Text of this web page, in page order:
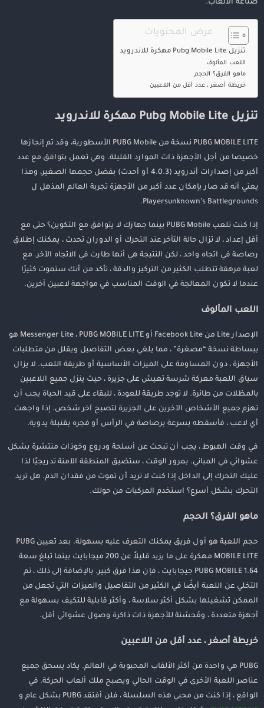
صناعة الألعاب.
عرض المحتويات
تنزيل Pubg Mobile Lite مهكرة للاندرويد
اللعب المألوف
ماهو الفرق؟ الحجم
خريطة أصغر ، عدد أقل من اللاعبين
تنزيل Pubg Mobile Lite مهكرة للاندرويد
PUBG MOBILE LITE نسخة من PUBG Mobile الأسطورية، وقد تم إنجازها
خصيصا من أجل الأجهزة ذات الموارد القليلة. وهي تعمل بتوافق مع عدد
أكبر من إصدارات أندرويد (4.0.3 أو أحدث) بفضل حجمها الصغير، وهذا
يعني أنه قد صار بإمكان عدد أكبر من الأجهزة تجربة العالم المذهل ل
Playersunknown’s Battlegrounds.
إذا كنت تلعب PUBG Mobile بينما جهازك لا يتوافق مع التكوين؟ حتى مع
أقل إعداد ، لا تزال حالة التأخر عند التحرك أو الدوران تحدث ، يمكنك إطلاق
رصاصة في اتجاه واحد ، لكن النتيجة هي أنها طارت في الاتجاه الآخر. مع
لعبة مرهقة تتطلب الكثير من التركيز والدقة ، تأكد من أنك ستموت كثيرًا
عندما لا تكون المعالجة في الوقت المناسب في مواجهة لاعبين آخرين.
اللعب المألوف
الإصدار Lite من Facebook Lite أو Messenger Lite ، PUBG MOBILE LITE هو
ببساطة نسخة “مصغرة” ، مما يلغي بعض التفاصيل ويقلل من متطلبات
الأجهزة ، دون المساومة على الميزات الأساسية أو طريقة اللعب. لا يزال
سياق اللعبة معركة شرسة تعيش على جزيرة ، حيث ينزل جميع اللاعبين
بالمظلات من طائرة. لا توجد طريقة للعودة ، للبقاء على قيد الحياة يجب أن
تهزم جميع الأشخاص الآخرين على الجزيرة لتصبح آخر شخص. إذا واجهت
أي لاعب ، فأسقطه بسرعة برصاصة في الرأس أو فجره بقنبلة يدوية.
في وقت الهبوط ، يجب أن تبحث عن أسلحة ودروع وخوذات منتشرة بشكل
عشوائي في المباني. بمرور الوقت ، ستضيق المنطقة الآمنة تدريجيًا لذا
عليك التحرك إلى الداخل إذا كنت لا تريد أن تموت من فقدان الدم. هل تريد
التحرك بشكل أسرع؟ استخدم المركبات من حولك.
ماهو الفرق؟ الحجم
حجم اللعبة هو أول فريق يمكنك التعرف عليه بسهولة. بعد تعيين PUBG
MOBILE LITE مهكرة على ما يزيد قليلاً عن 200 ميجابايت بينما تبلغ سعة
PUBG MOBILE 1.64 جيجابايت ، فإن هذا فرق كبير. بالإضافة إلى ذلك ، تم
التخلي عن اللعبة أيضًا في الكثير من التفاصيل والميزات التي تجعل من
الممكن تشغيلها بشكل أكثر سلاسة ، وأكثر قابلية للتكيف بسهولة مع
أجهزة متعددة ، ومُحسّنة للأجهزة ذات ذاكرة وصول عشوائي أقل.
خريطة أصغر ، عدد أقل من اللاعبين
PUBG هي واحدة من أكثر الألقاب المحبوبة في العالم. يكاد يسحق جميع
عناصر اللعبة الأخرى في الوقت الحالي ويصبح ملك ألعاب الحركة. في
الواقع ، إذا كنت من محبي هذه السلسلة ، فلن أفتقد PUBG بشكل عام و